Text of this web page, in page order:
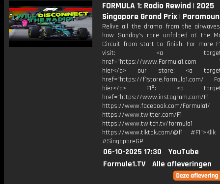
FORMULA 1: Radio Rewind | 2025
Singapore Grand Prix |
Relive all the drama from the
how Sunday’s race unfolded at the
Circuit from start to finish. For more
visit: <a
href="https://www.Formula1.com
hier</a> our store: <a
href="https://f1store.formula1.com/
hier</a> F1®: <a
href="https://www.instagram.com/F1
https://www.facebook.com/Formula1/
https://www.twitter.com/F1
https://www.twitch.tv/formula1
https://www.tiktok.com/@f1
#SingaporeGP
06-10-2025 17:30
YouTube
Formule1.TV
Alle afleveringen